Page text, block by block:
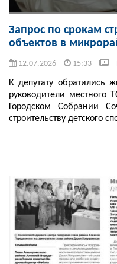
Запрос по срокам
объектов в
12.07.2026 15:33
К депутату обратились
руководители
Городском Собрании
строительству детского